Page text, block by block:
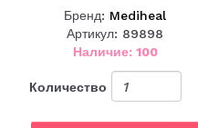
Бренд: Mediheal
Артикул: 89898
Наличие: 100
Количество